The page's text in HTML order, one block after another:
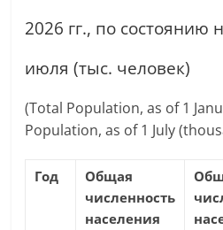
2026 гг., по состоянию
июля (тыс. человек)
(Total Population, as of 1
Population, as of 1 July
Год
Общая
численность
населения